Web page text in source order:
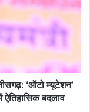
‘ऑटो म्यूटेशन’
बदलाव